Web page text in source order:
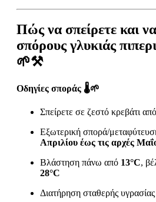
Πώς να σπείρετε και
σπόρους γλυκιάς
🌱⚒️
Οδηγίες σποράς 🌡️🌱
Σπείρετε σε ζεστό κρεβάτι
Εξωτερική σπορά/
Απριλίου έως τις αρχές
Βλάστηση πάνω από 13°C,
28°C
Διατήρηση σταθερής